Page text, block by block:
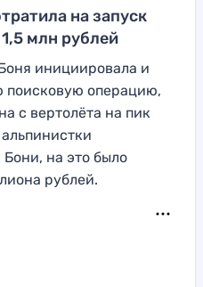
на запуск
млн рублей
инициировала и
поисковую операцию,
с вертолёта на пик
на это было
рублей.